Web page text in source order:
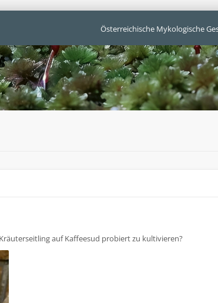
Österreichische Mykologische
auf Kaffeesud probiert zu kultivieren?